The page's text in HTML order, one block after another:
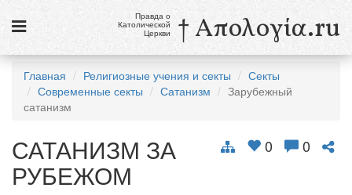
Новости
Галерея
Правда о
Католической
Церкви † Απολογία.ru
Главная Религиозные учения и секты
Секты
Современные секты
Сатанизм
Зарубежный
сатанизм
0 0
САТАНИЗМ ЗА
РУБЕЖОМ